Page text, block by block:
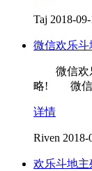
Taj 2018-
微信欢乐斗
微信欢乐
略! 微信
详情
Riven 2018-
欢乐斗地主